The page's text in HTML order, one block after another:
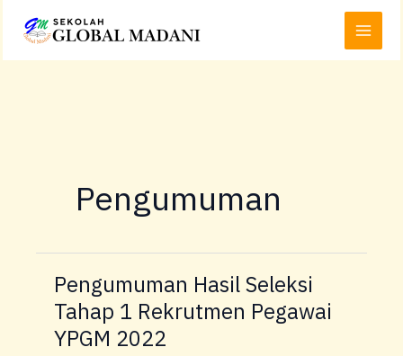
Main
Menu
Pengumuman
Pengumuman Hasil Seleksi
Tahap 1 Rekrutmen Pegawai
YPGM 2022
Pengumuman
Hasil
Seleksi
Tahap